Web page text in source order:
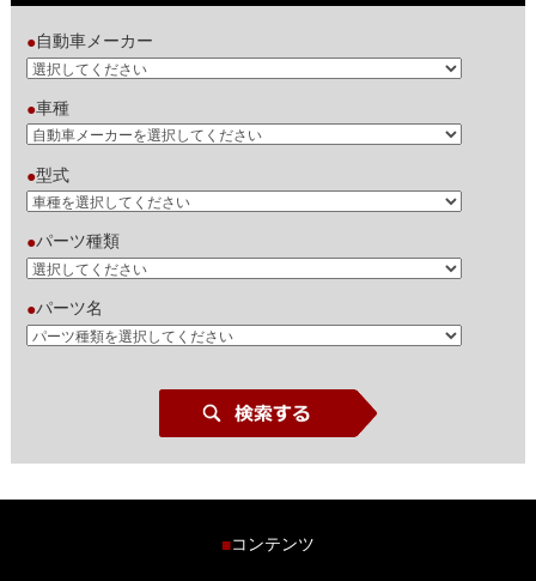
●自動車メーカー
●車種
●型式
●パーツ種類
●パーツ名
■コンテンツ